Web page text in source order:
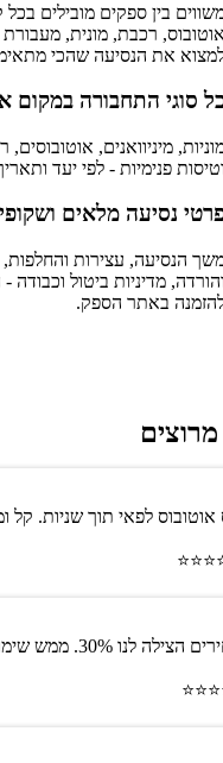
בין ספקים מובילים בכל
אוטובוס, רכבת, מונית,
את הנסיעה שהכי
סוגי התחבורה במקום
מיניוואנים,
וטיסות פנימיות - לפי יעד
נסיעה מלאים
הנסיעה, עצירות והחלפות,
והורדה, מדיניות ביטול וכבודה
באתר הספק.
לפאי תוך שניות. קל
לנו 30%. ממש שימושי."